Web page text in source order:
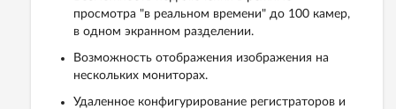
просмотра "в реальном времени" до 100 камер,
в одном экранном разделении.
Возможность отображения изображения на
нескольких мониторах.
Удаленное конфигурирование регистраторов и